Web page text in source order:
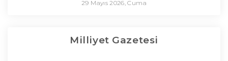
29 Mayıs 2026, Cuma
Milliyet Gazetesi